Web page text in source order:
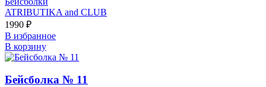
ATRIBUTIKA and CLUB
1990 ₽
В избранное
В корзину
Бейсболка № 11